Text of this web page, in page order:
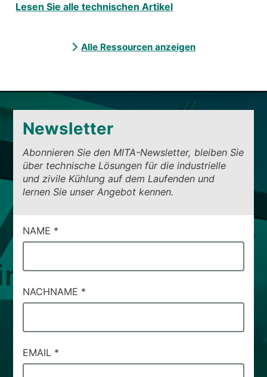
Lesen Sie alle technischen Artikel
Alle Ressourcen anzeigen
Newsletter
Abonnieren Sie den MITA-Newsletter, bleiben Sie
über technische Lösungen für die industrielle
und zivile Kühlung auf dem Laufenden und
lernen Sie unser Angebot kennen.
CAMPI
DI
#44
NAME *
NACHNAME *
EMAIL *